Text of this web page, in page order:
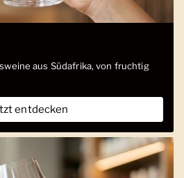
aus Südafrika, von fruchtig
entdecken